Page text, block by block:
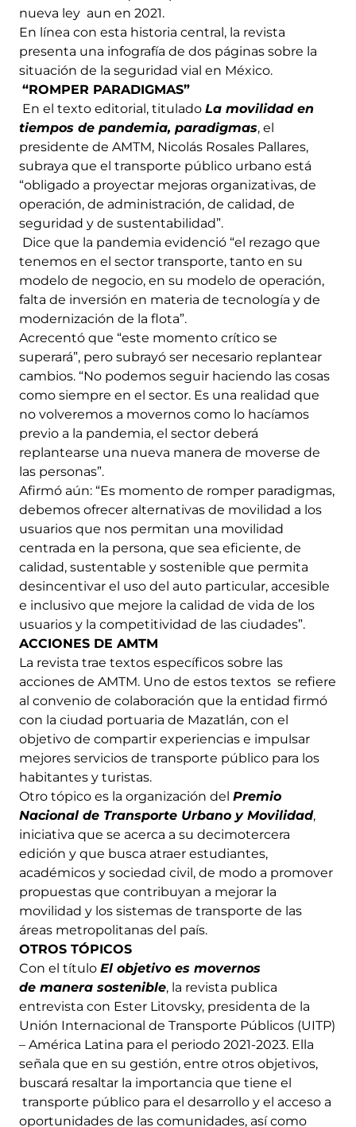
nueva ley aun en 2021.
En línea con esta historia central, la revista
presenta una infografía de dos páginas sobre la
situación de la seguridad vial en México.
“ROMPER PARADIGMAS”
En el texto editorial, titulado La movilidad en
tiempos de pandemia, paradigmas, el
presidente de AMTM, Nicolás Rosales Pallares,
subraya que el transporte público urbano está
“obligado a proyectar mejoras organizativas, de
operación, de administración, de calidad, de
seguridad y de sustentabilidad”.
Dice que la pandemia evidenció “el rezago que
tenemos en el sector transporte, tanto en su
modelo de negocio, en su modelo de operación,
falta de inversión en materia de tecnología y de
modernización de la flota”.
Acrecentó que “este momento crítico se
superará”, pero subrayó ser necesario replantear
cambios. “No podemos seguir haciendo las cosas
como siempre en el sector. Es una realidad que
no volveremos a movernos como lo hacíamos
previo a la pandemia, el sector deberá
replantearse una nueva manera de moverse de
las personas”.
Afirmó aún: “Es momento de romper paradigmas,
debemos ofrecer alternativas de movilidad a los
usuarios que nos permitan una movilidad
centrada en la persona, que sea eficiente, de
calidad, sustentable y sostenible que permita
desincentivar el uso del auto particular, accesible
e inclusivo que mejore la calidad de vida de los
usuarios y la competitividad de las ciudades”.
ACCIONES DE AMTM
La revista trae textos específicos sobre las
acciones de AMTM. Uno de estos textos se refiere
al convenio de colaboración que la entidad firmó
con la ciudad portuaria de Mazatlán, con el
objetivo de compartir experiencias e impulsar
mejores servicios de transporte público para los
habitantes y turistas.
Otro tópico es la organización del Premio
Nacional de Transporte Urbano y Movilidad,
iniciativa que se acerca a su decimotercera
edición y que busca atraer estudiantes,
académicos y sociedad civil, de modo a promover
propuestas que contribuyan a mejorar la
movilidad y los sistemas de transporte de las
áreas metropolitanas del país.
OTROS TÓPICOS
Con el título El objetivo es movernos
de manera sostenible, la revista publica
entrevista con Ester Litovsky, presidenta de la
Unión Internacional de Transporte Públicos (UITP)
– América Latina para el periodo 2021-2023. Ella
señala que en su gestión, entre otros objetivos,
buscará resaltar la importancia que tiene el
transporte público para el desarrollo y el acceso a
oportunidades de las comunidades, así como